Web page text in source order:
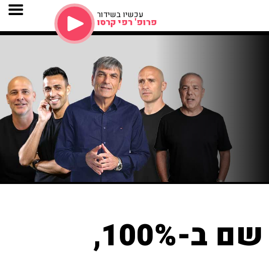
עכשיו בשידור
פרופ' רפי קרסו
"כשהבנתי שהראש שלי לא שם ב-100%,